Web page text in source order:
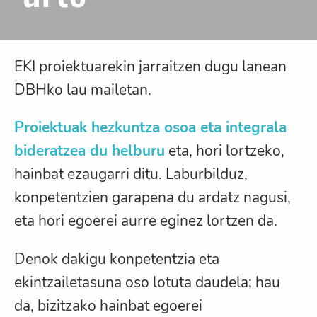
EKI proiektuarekin jarraitzen dugu lanean
DBHko lau mailetan.
Proiektuak hezkuntza osoa eta integrala
bideratzea du helburu eta, hori lortzeko,
hainbat ezaugarri ditu. Laburbilduz,
konpetentzien garapena du ardatz nagusi,
eta hori egoerei aurre eginez lortzen da.
Denok dakigu konpetentzia eta
ekintzailetasuna oso lotuta daudela; hau
da, bizitzako hainbat egoerei